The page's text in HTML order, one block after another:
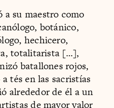
a su maestro como
botánico,
hechicero,
totalitarista […],
batallones rojos,
tés en las sacristías
alrededor de él a un
de mayor valor